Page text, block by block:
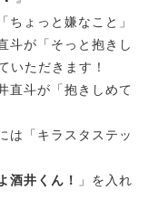
ちょっと嫌なこと」
斗が「そっと抱きし
いただきます！
直斗が「抱きしめて
は「キラスタステッ
酒井くん！
」を入れ